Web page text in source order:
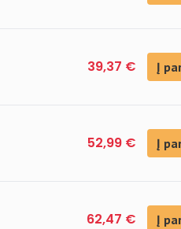
39,37 € Į
52,99 € Į
62,47 € Į